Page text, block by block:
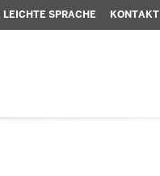
LEICHTE SPRACHE KONTAKT